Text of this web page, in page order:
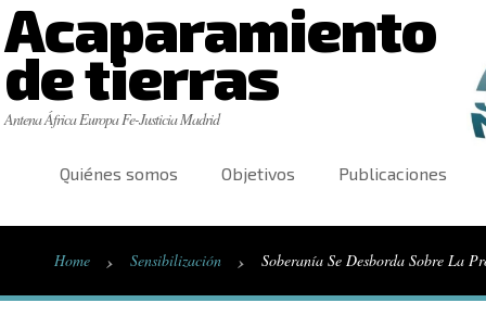
Acaparamiento
de tierras
Antena África Europa Fe-Justicia Madrid
Quiénes somos Objetivos Publicaciones
Home › Sensibilización › Soberanía Se Desborda Sobre La